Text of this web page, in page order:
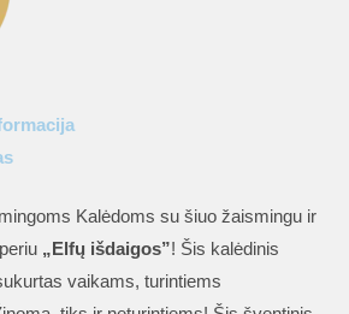
Kalėdoms su šiuo žaismingu ir
„Elfų išdaigos”! Šis kalėdinis
vaikams, turintiems